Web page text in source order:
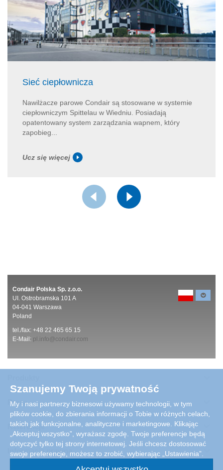
Sieć ciepłownicza
Nawilżacze parowe Condair są stosowane w systemie
ciepłowniczym Spittelau w Wiedniu. Posiadają
opatentowany system zarządzania wapnem, który
zapobieg...
Ucz się więcej
Condair Polska Sp. z.o.o.
UI. Ostrobramska 101 A
04-041 Warszawa
Poland
tel./fax: +48 22 465 65 15
E-Mail: pl.info@condair.com
Praca
Referencje
Informacje prawne
Szanujemy Twoją prywatność
My i nasi partnerzy biznesowi używamy technologii, w tym
plików cookie, do zbierania informacji o Tobie w różnych celach,
takich jak funkcjonalne, analityczne i marketingowe. Klikając
„Akceptuj wszystko”, wyrażasz zgodę. Twoje preferencje będą
dotyczyć tylko tej strony internetowej. Jeśli chcesz dostosować
swoje preferencje, możesz to zrobić, wybierając „Ustawienia”.